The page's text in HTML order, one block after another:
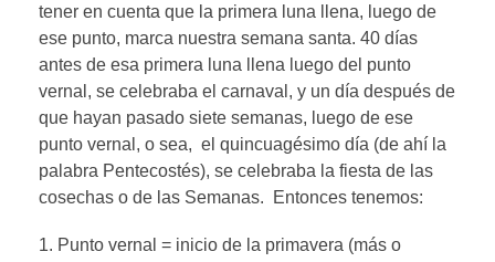
tener en cuenta que la primera luna llena, luego de
ese punto, marca nuestra semana santa. 40 días
antes de esa primera luna llena luego del punto
vernal, se celebraba el carnaval, y un día después de
que hayan pasado siete semanas, luego de ese
punto vernal, o sea, el quincuagésimo día (de ahí la
palabra Pentecostés), se celebraba la fiesta de las
cosechas o de las Semanas. Entonces tenemos:
Punto vernal = inicio de la primavera (más o